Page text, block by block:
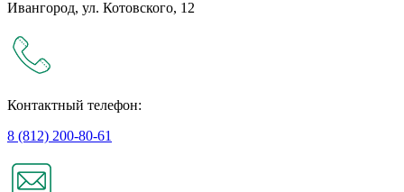
Ивангород, ул. Котовского, 12
Контактный телефон:
8 (812) 200-80-61